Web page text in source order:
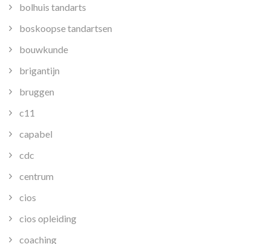
bolhuis tandarts
boskoopse tandartsen
bouwkunde
brigantijn
bruggen
c11
capabel
cdc
centrum
cios
cios opleiding
coaching